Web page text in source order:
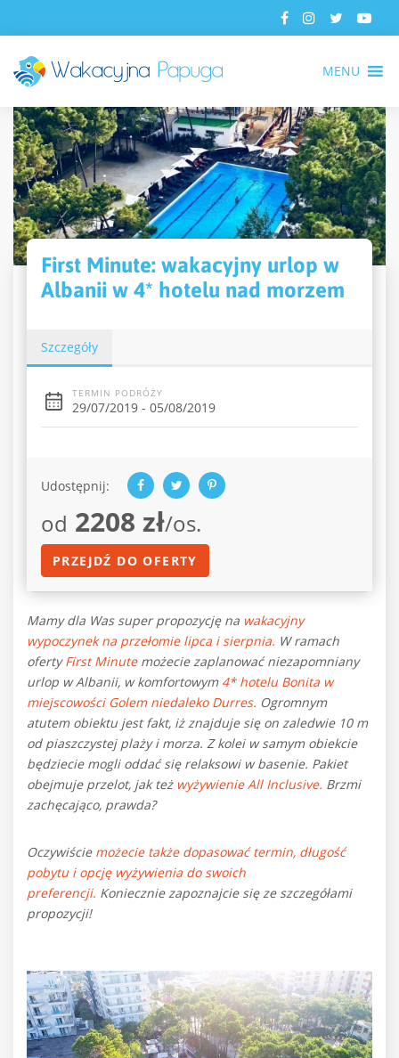
MENU
First Minute: wakacyjny urlop w
Albanii w 4* hotelu nad morzem
Szczegóły
TERMIN PODRÓŻY
29/07/2019 - 05/08/2019
Udostępnij:
od 2208 zł/os.
PRZEJDŹ DO OFERTY
Mamy dla Was super propozycję na wakacyjny
wypoczynek na przełomie lipca i sierpnia. W ramach
ofertyFirst Minutemożecie zaplanować niezapomniany
urlop w Albanii, w komfortowym4* hotelu Bonita w
miejscowości Golem niedaleko Durres. Ogromnym
atutem obiektu jest fakt, iż znajduje się on zaledwie 10 m
od piaszczystej plaży i morza. Z kolei w samym obiekcie
będziecie mogli oddać się relaksowi w basenie. Pakiet
obejmuje przelot, jak też wyżywienie All Inclusive. Brzmi
zachęcająco, prawda?
Oczywiście możecie także dopasować termin, długość
pobytu i opcję wyżywienia do swoich
preferencji. Koniecznie zapoznajcie się ze szczegółami
propozycji!